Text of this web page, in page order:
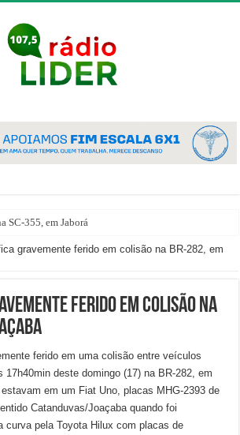
SC-355, em Jaborá
gravemente ferido em colisão na BR-282, em
ferido em colisão na
ferido em uma colisão entre veículos
17h40min deste domingo (17) na BR-282, em
em um Fiat Uno, placas MHG-2393 de
Catanduvas/Joaçaba quando foi
curva pela Toyota Hilux com placas de